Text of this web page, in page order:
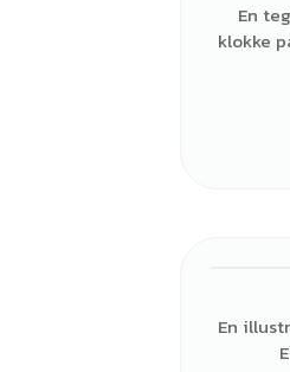
En
klokke
En